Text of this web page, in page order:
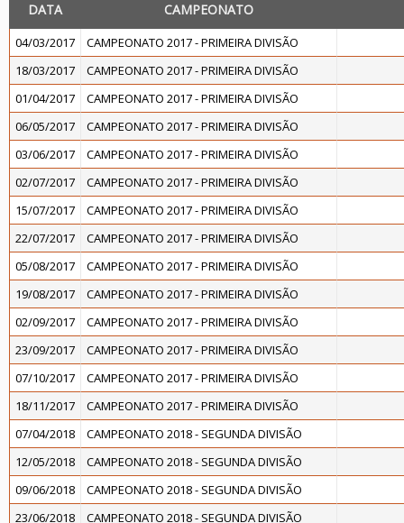
DATA CAMPEONATO
04/03/2017
CAMPEONATO 2017 - PRIMEIRA DIVISÃO
18/03/2017
CAMPEONATO 2017 - PRIMEIRA DIVISÃO
01/04/2017
CAMPEONATO 2017 - PRIMEIRA DIVISÃO
06/05/2017
CAMPEONATO 2017 - PRIMEIRA DIVISÃO
03/06/2017
CAMPEONATO 2017 - PRIMEIRA DIVISÃO
02/07/2017
CAMPEONATO 2017 - PRIMEIRA DIVISÃO
15/07/2017
CAMPEONATO 2017 - PRIMEIRA DIVISÃO
22/07/2017
CAMPEONATO 2017 - PRIMEIRA DIVISÃO
05/08/2017
CAMPEONATO 2017 - PRIMEIRA DIVISÃO
19/08/2017
CAMPEONATO 2017 - PRIMEIRA DIVISÃO
02/09/2017
CAMPEONATO 2017 - PRIMEIRA DIVISÃO
23/09/2017
CAMPEONATO 2017 - PRIMEIRA DIVISÃO
07/10/2017
CAMPEONATO 2017 - PRIMEIRA DIVISÃO
18/11/2017
CAMPEONATO 2017 - PRIMEIRA DIVISÃO
07/04/2018
CAMPEONATO 2018 - SEGUNDA DIVISÃO
12/05/2018
CAMPEONATO 2018 - SEGUNDA DIVISÃO
09/06/2018
CAMPEONATO 2018 - SEGUNDA DIVISÃO
23/06/2018
CAMPEONATO 2018 - SEGUNDA DIVISÃO